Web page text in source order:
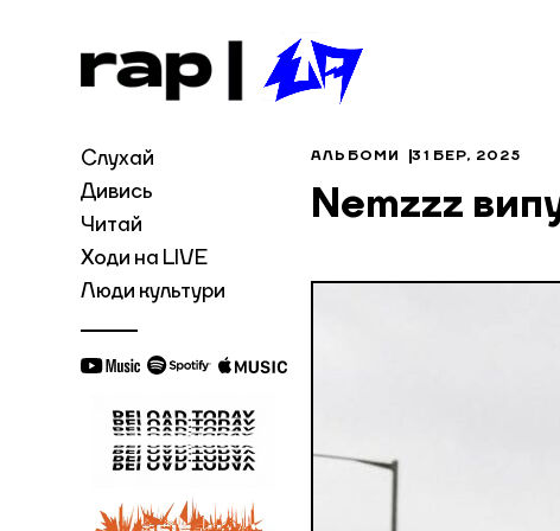
Слухай
Дивись
Читай
Ходи на LIVE
Люди культури
АЛЬБОМИ 31 БЕР, 2025
Nemzzz